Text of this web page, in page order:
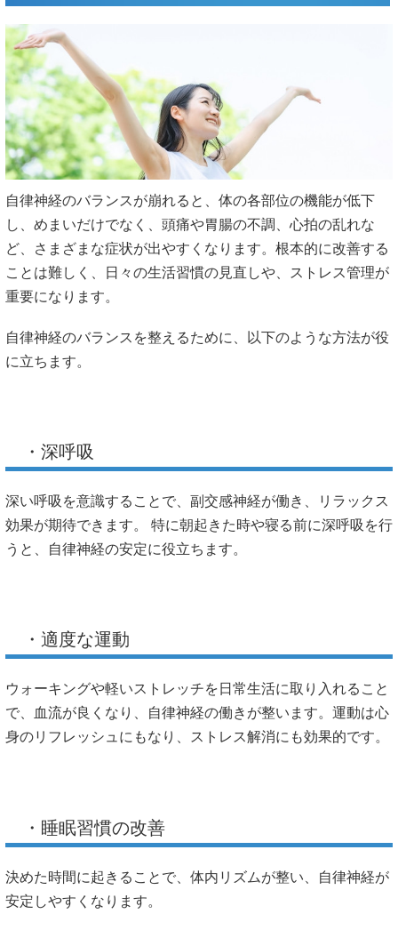
自律神経のバランスが崩れると、体の各部位の機能が低下
し、めまいだけでなく、頭痛や胃腸の不調、心拍の乱れな
ど、さまざまな症状が出やすくなります。根本的に改善する
ことは難しく、日々の生活習慣の見直しや、ストレス管理が
重要になります。
自律神経のバランスを整えるために、以下のような方法が役
に立ちます。
・深呼吸
深い呼吸を意識​​することで、副交感神経が働き、リラックス
効果が期待できます。 特に朝起きた時や寝る前に深呼吸を行
うと、自律神経の安定に役立ちます。
・適度な運動
ウォーキングや軽いストレッチを日常生活に取り入れること
で、血流が良くなり、自律神経の働きが整います。運動は心
身のリフレッシュにもなり、ストレス解消にも効果的です。
・睡眠習慣の改善
決めた時間に起きることで、体内リズムが整い、自律神経が
安定しやすくなります。